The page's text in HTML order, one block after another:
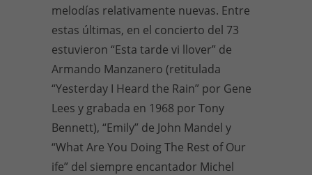
melodías relativamente nuevas. Entre
estas últimas, en el concierto del 73
estuvieron “Esta tarde vi llover” de
Armando Manzanero (retitulada
“Yesterday I Heard the Rain” por Gene
Lees y grabada en 1968 por Tony
Bennett), “Emily” de John Mandel y
“What Are You Doing The Rest of Our
ife” del siempre encantador Michel